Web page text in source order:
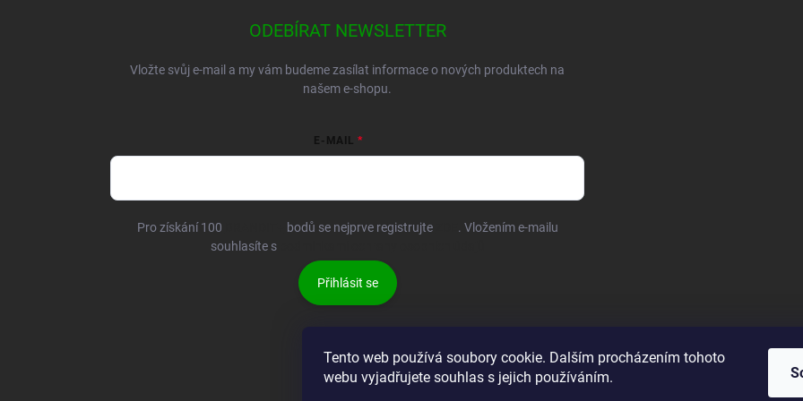
Tento web používá soubory cookie. Dalším procházením tohoto
webu vyjadřujete souhlas s jejich používáním.
ODEBÍRAT NEWSLETTER
Vložte svůj e-mail a my vám budeme zasílat informace o nových produktech na
našem e-shopu.
E-MAIL
Pro získání 100 bodů se nejprve registrujte
. Vložením e-mailu
souhlasíte s
Přihlásit se